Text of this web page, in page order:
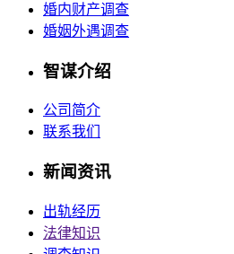
婚内财产调查
婚姻外遇调查
智谋介绍
公司简介
联系我们
新闻资讯
出轨经历
法律知识